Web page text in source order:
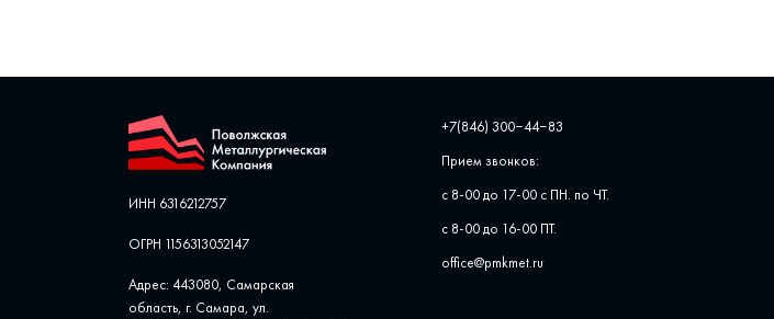
ИНН 6316212757
ОГРН 1156313052147
Адрес: 443080, Самарская
область, г. Самара, ул. ​
+7(846) 300‒44‒83
Прием звонков:
с 8-00 до 17-00 с ПН. по ЧТ.
с 8-00 до 16-00 ПТ.
office@pmkmet.ru